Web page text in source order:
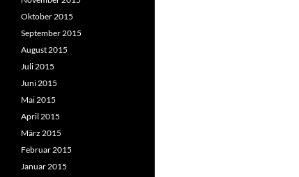
Oktober 2015
September 2015
August 2015
Juli 2015
Juni 2015
Mai 2015
April 2015
März 2015
Februar 2015
Januar 2015